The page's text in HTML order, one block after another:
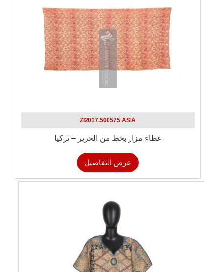
ZI2017.500575 ASIA
غطاء مزار بخط من الحرير – تركيا
عرض التفاصيل